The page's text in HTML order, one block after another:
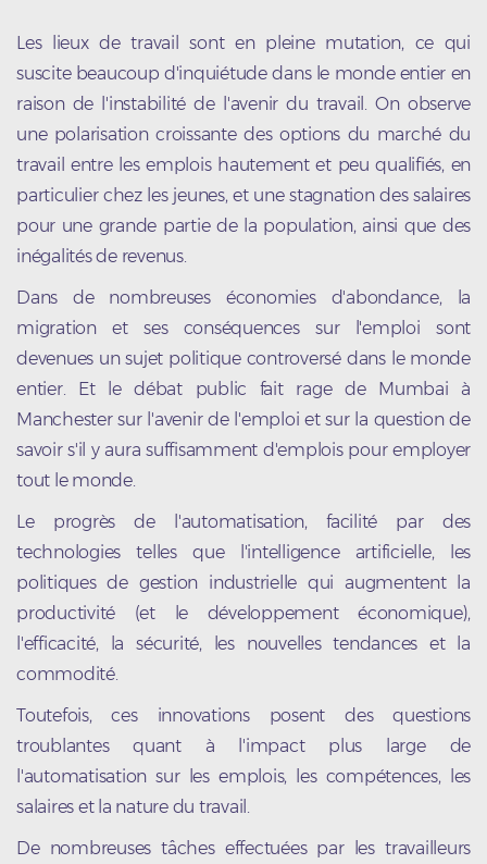
Les lieux de travail sont en pleine mutation, ce qui
suscite beaucoup d'inquiétude dans le monde entier en
raison de l'instabilité de l'avenir du travail. On observe
une polarisation croissante des options du marché du
travail entre les emplois hautement et peu qualifiés, en
particulier chez les jeunes, et une stagnation des salaires
pour une grande partie de la population, ainsi que des
inégalités de revenus.
Dans de nombreuses économies d'abondance, la
migration et ses conséquences sur l'emploi sont
devenues un sujet politique controversé dans le monde
entier. Et le débat public fait rage de Mumbai à
Manchester sur l'avenir de l'emploi et sur la question de
savoir s'il y aura suffisamment d'emplois pour employer
tout le monde.
Le progrès de l'automatisation, facilité par des
technologies telles que l'intelligence artificielle, les
politiques de gestion industrielle qui augmentent la
productivité (et le développement économique),
l'efficacité, la sécurité, les nouvelles tendances et la
commodité.
Toutefois, ces innovations posent des questions
troublantes quant à l'impact plus large de
l'automatisation sur les emplois, les compétences, les
salaires et la nature du travail.
De nombreuses tâches effectuées par les travailleurs